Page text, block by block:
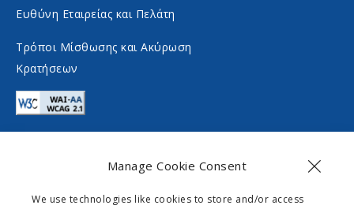
Manage Cookie Consent
We use technologies like cookies to store and/or access
l
m
e
d
i
a
l
m
e
d
Ευθύνη Εταιρείας και Πελάτη
Τρόποι Μίσθωσης και Ακύρωση
Κρατήσεων